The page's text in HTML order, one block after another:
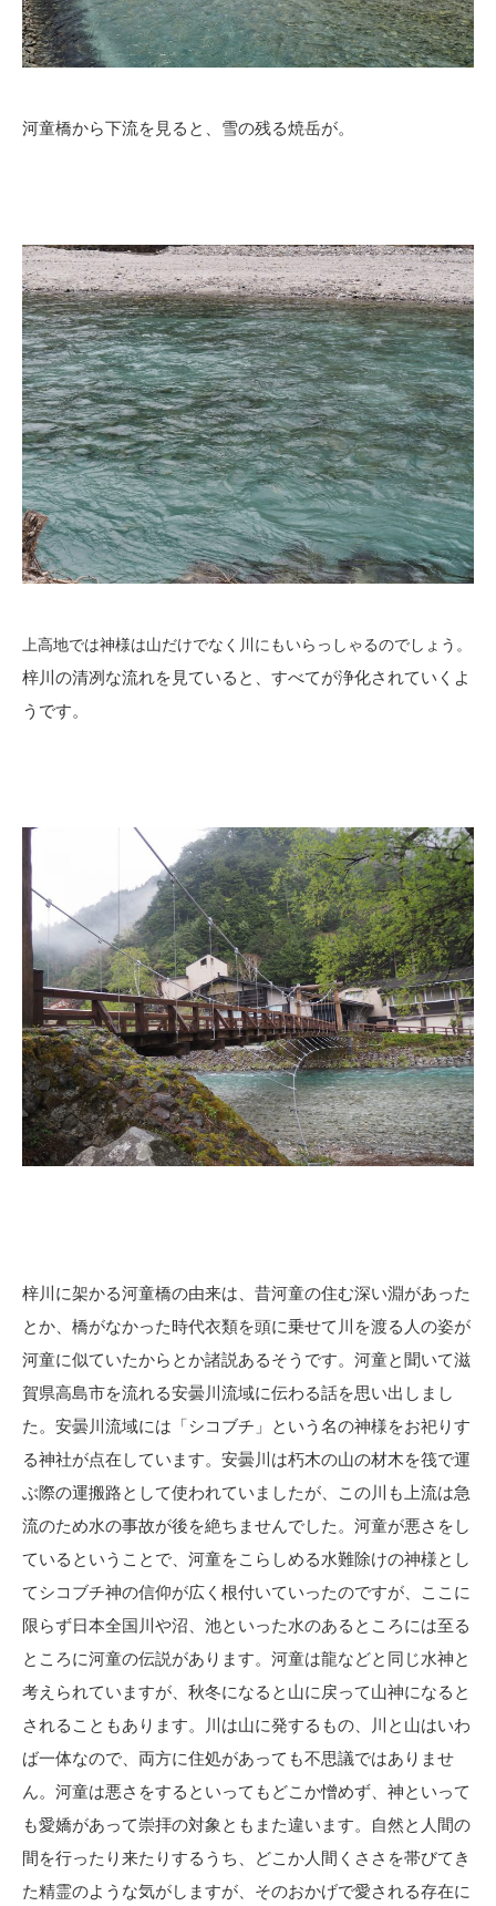
河童橋から下流を見ると、雪の残る焼岳が。
上高地では神様は山だけでなく川にもいらっしゃるのでしょう。
梓川の清冽な流れを見ていると、すべてが浄化されていくよ
うです。
梓川に架かる河童橋の由来は、昔河童の住む深い淵があった
とか、橋がなかった時代衣類を頭に乗せて川を渡る人の姿が
河童に似ていたからとか諸説あるそうです。河童と聞いて滋
賀県高島市を流れる安曇川流域に伝わる話を思い出しまし
た。安曇川流域には「シコブチ」という名の神様をお祀りす
る神社が点在しています。安曇川は朽木の山の材木を筏で運
ぶ際の運搬路として使われていましたが、この川も上流は急
流のため水の事故が後を絶ちませんでした。河童が悪さをし
ているということで、河童をこらしめる水難除けの神様とし
てシコブチ神の信仰が広く根付いていったのですが、ここに
限らず日本全国川や沼、池といった水のあるところには至る
ところに河童の伝説があります。河童は龍などと同じ水神と
考えられていますが、秋冬になると山に戻って山神になると
されることもあります。川は山に発するもの、川と山はいわ
ば一体なので、両方に住処があっても不思議ではありませ
ん。河童は悪さをするといってもどこか憎めず、神といって
も愛嬌があって崇拝の対象ともまた違います。自然と人間の
間を行ったり来たりするうち、どこか人間くささを帯びてき
た精霊のような気がしますが、そのおかげで愛される存在に